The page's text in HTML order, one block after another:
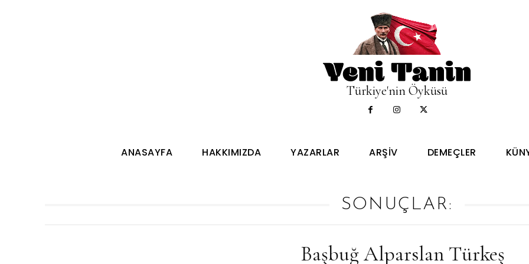
Türkiye'nin Öyküsü
ANASAYFA HAKKIMIZDA YAZARLAR ARŞIV DEMEÇLER
SONUÇLAR:
Başbuğ Alparslan Türkeş